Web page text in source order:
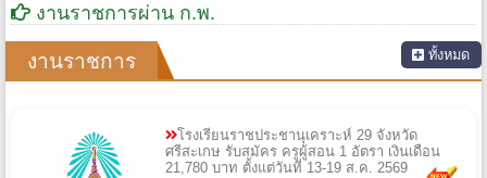
งานราชการผ่าน ก.พ.
งานราชการ ทั้งหมด
โรงเรียนราชประชานุเคราะห์ 29 จังหวัด
ศรีสะเกษ รับสมัคร ครูผู้สอน 1 อัตรา เงินเดือน
21,780 บาท ตั้งแต่วันที่ 13-19 ส.ค. 2569